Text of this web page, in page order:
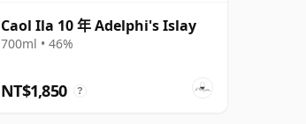
Caol Ila 10 年 Adelphi's Islay
700ml • 46%
NT$1,850 ?